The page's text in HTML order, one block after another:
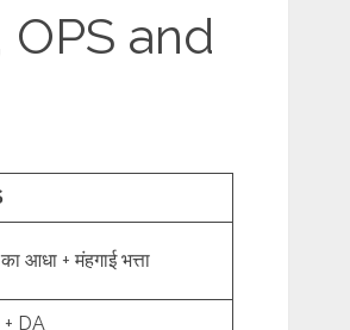
and
आधा + मंहगाई भत्ता
+ DA